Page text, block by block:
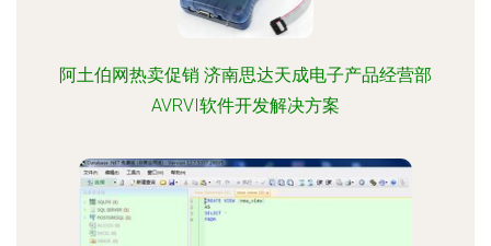
阿土伯网热卖促销 济南思达天成电子产品经营部
AVRVI软件开发解决方案